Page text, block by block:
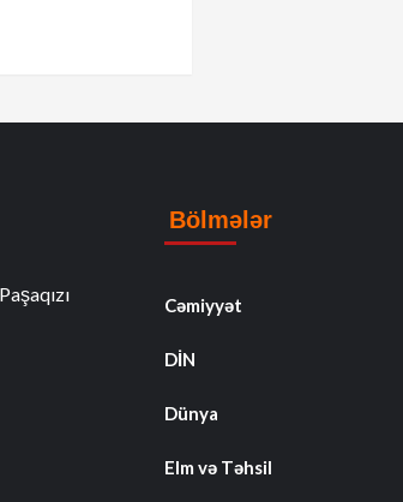
Bölmələr
Cəmiyyət
DİN
Dünya
Elm və Təhsil